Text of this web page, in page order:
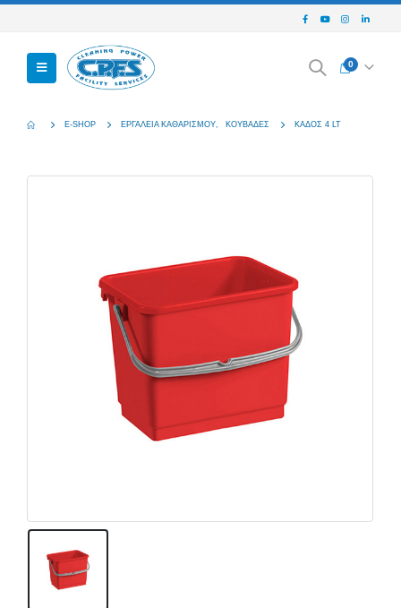
0
E-SHOP ΕΡΓΑΛΕΊΑ ΚΑΘΑΡΙΣΜΟΎ ΚΟΥΒΆΔΕΣ ΚΆΔΟΣ 4 LT